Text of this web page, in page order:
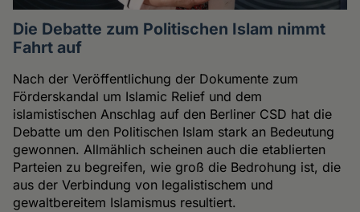
Die Debatte zum Politischen Islam nimmt
Fahrt auf
Nach der Veröffentlichung der Dokumente zum
Förderskandal um Islamic Relief und dem
islamistischen Anschlag auf den Berliner CSD hat die
Debatte um den Politischen Islam stark an Bedeutung
gewonnen. Allmählich scheinen auch die etablierten
Parteien zu begreifen, wie groß die Bedrohung ist, die
aus der Verbindung von legalistischem und
gewaltbereitem Islamismus resultiert.
Cookies